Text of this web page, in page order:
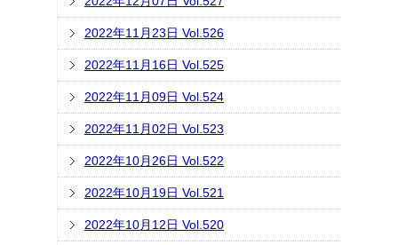
2022年11月23日 Vol.526
2022年11月16日 Vol.525
2022年11月09日 Vol.524
2022年11月02日 Vol.523
2022年10月26日 Vol.522
2022年10月19日 Vol.521
2022年10月12日 Vol.520